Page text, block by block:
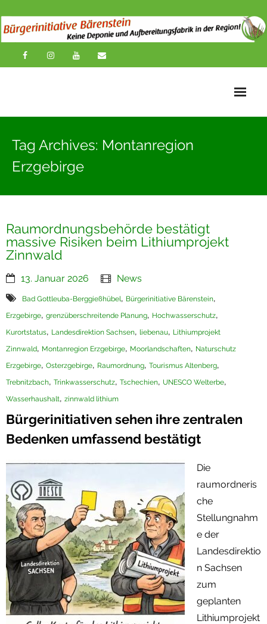
News
Publikationen
Impressionen
Termine
Newsletter
Tag Archives: Montanregion
Erzgebirge
Raumordnungsbehörde bestätigt
massive Risiken beim Lithiumprojekt
Zinnwald
13. Januar 2026 News
Bad Gottleuba-Berggießhübel, Bürgerinitiative Bärenstein,
Erzgebirge, grenzüberschreitende Planung, Hochwasserschutz,
Kurortstatus, Landesdirektion Sachsen, liebenau, Lithiumprojekt
Zinnwald, Montanregion Erzgebirge, Moorlandschaften, Naturschutz
Erzgebirge, Osterzgebirge, Raumordnung, Tourismus Altenberg,
Trebnitzbach, Trinkwasserschutz, Tschechien, UNESCO Welterbe,
Wasserhaushalt, zinnwald lithium
Bürgerinitiativen sehen ihre zentralen
Bedenken umfassend bestätigt
Die
raumordneris
che
Stellungnahm
e der
Landesdirektio
n Sachsen
zum
geplanten
Lithiumprojekt